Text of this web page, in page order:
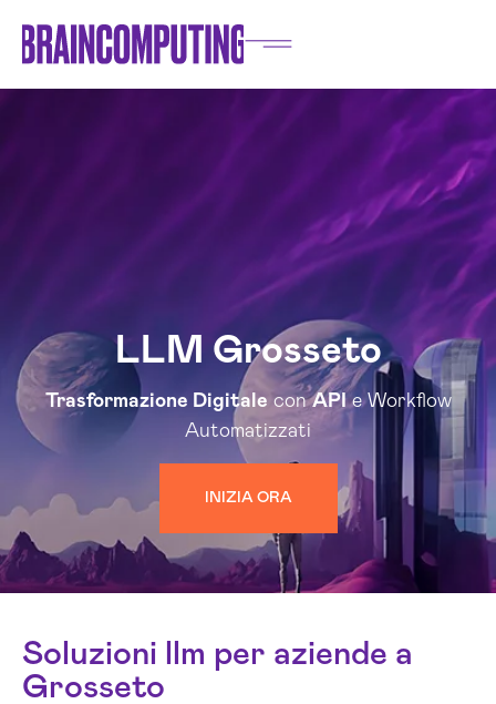
LLM Grosseto
Trasformazione Digitale conAPIe Workflow
Automatizzati
INIZIA ORA
Soluzioni llm per aziende a
Grosseto